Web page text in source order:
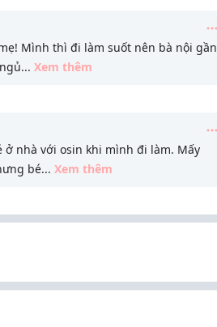
Mình thì đi làm suốt nên bà nội gần
... Xem thêm
ở nhà với osin khi mình đi làm. Mấy
bé... Xem thêm